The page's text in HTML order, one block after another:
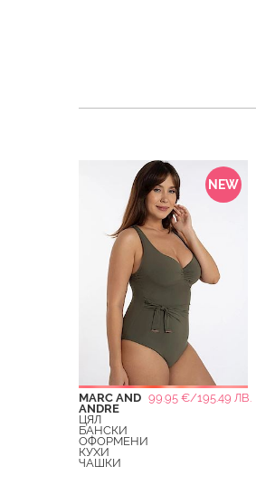
NEW
MARC AND
ANDRE
99.95 €/195.49 ЛВ.
ЦЯЛ
БАНСКИ
ОФОРМЕНИ
КУХИ
ЧАШКИ